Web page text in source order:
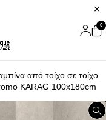
0
από τοίχο σε τοίχο
KARAG 100x180cm